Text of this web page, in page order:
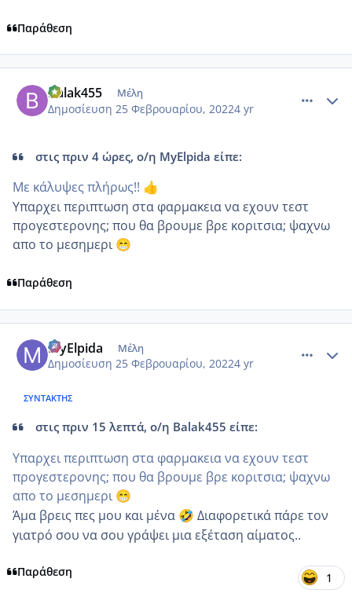
Παράθεση
Balak455 Μέλη
Δημοσίευση 25 Φεβρουαρίου, 20224 yr
στις πριν 4 ώρες, ο/η MyElpida είπε:
Με κάλυψες πλήρως!! 👍
Υπαρχει περιπτωση στα φαρμακεια να εχουν τεστ
προγεστερονης; που θα βρουμε βρε κοριτσια; ψαχνω
απο το μεσημερι 😁
Παράθεση
MyElpida Μέλη
Δημοσίευση 25 Φεβρουαρίου, 20224 yr
ΣΥΝΤΆΚΤΗΣ
στις πριν 15 λεπτά, ο/η Balak455 είπε:
Υπαρχει περιπτωση στα φαρμακεια να εχουν τεστ
προγεστερονης; που θα βρουμε βρε κοριτσια; ψαχνω
απο το μεσημερι 😁
Άμα βρεις πες μου και μένα 🤣 Διαφορετικά πάρε τον
γιατρό σου να σου γράψει μια εξέταση αίματος..
Παράθεση 1